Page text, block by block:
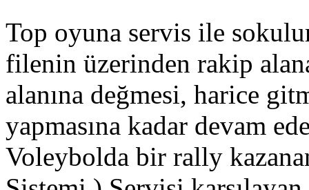
Top oyuna servis ile
filenin üzerinden rakip
alanına değmesi, harice
yapmasına kadar devam
Voleybolda bir rally